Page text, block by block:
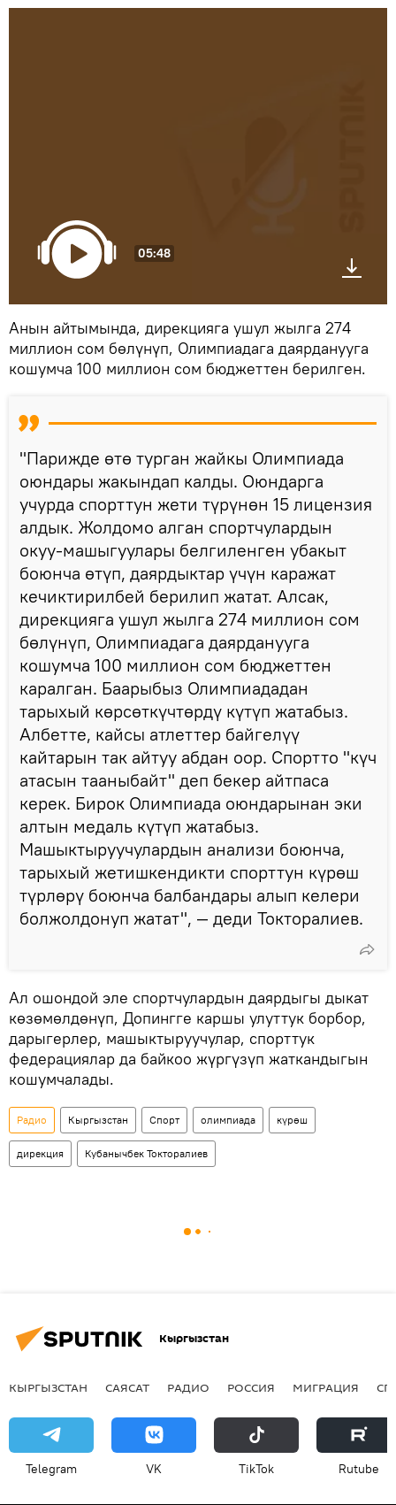
05:48
Анын айтымында, дирекцияга ушул жылга 274
миллион сом бөлүнүп, Олимпиадага даярданууга
кошумча 100 миллион сом бюджеттен берилген.
"Парижде өтө турган жайкы Олимпиада
оюндары жакындап калды. Оюндарга
учурда спорттун жети түрүнөн 15 лицензия
алдык. Жолдомо алган спортчулардын
окуу-машыгуулары белгиленген убакыт
боюнча өтүп, даярдыктар үчүн каражат
кечиктирилбей берилип жатат. Алсак,
дирекцияга ушул жылга 274 миллион сом
бөлүнүп, Олимпиадага даярданууга
кошумча 100 миллион сом бюджеттен
каралган. Баарыбыз Олимпиададан
тарыхый көрсөткүчтөрдү күтүп жатабыз.
Албетте, кайсы атлеттер байгелүү
кайтарын так айтуу абдан оор. Спортто "күч
атасын тааныбайт" деп бекер айтпаса
керек. Бирок Олимпиада оюндарынан эки
алтын медаль күтүп жатабыз.
Машыктыруучулардын анализи боюнча,
тарыхый жетишкендикти спорттун күрөш
түрлөрү боюнча балбандары алып келери
болжолдонуп жатат", — деди Токторалиев.
Ал ошондой эле спортчулардын даярдыгы дыкат
көзөмөлдөнүп, Допингге каршы улуттук борбор,
дарыгерлер, машыктыруучулар, спорттук
федерациялар да байкоо жүргүзүп жаткандыгын
кошумчалады.
Радио Кыргызстан Спорт олимпиада күрөш
дирекция Кубанычбек Токторалиев
Кыргызстан
КЫРГЫЗСТАН САЯСАТ РАДИО РОССИЯ МИГРАЦИЯ
Telegram VK ТikТоk Rutube